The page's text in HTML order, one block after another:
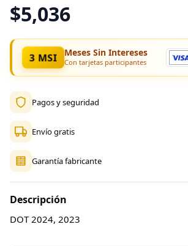
$5,036
3 MSI Meses Sin Intereses
Con tarjetas participantes
Pagos y seguridad
Envío gratis
Garantía fabricante
Descripción
DOT 2024, 2023